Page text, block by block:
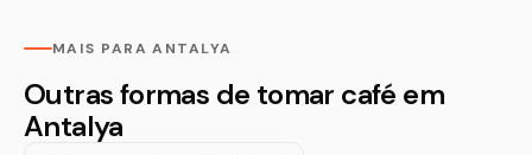
MAIS PARA ANTALYA
Outras formas de tomar café em
Antalya